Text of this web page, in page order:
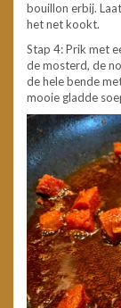
bouillon erbij.
het net kookt.
Stap 4: Prik met
de mosterd, de
de hele bende
mooie gladde